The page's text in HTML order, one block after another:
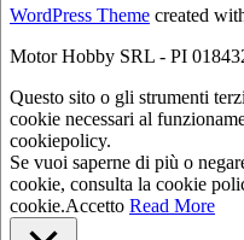
WordPress Theme created
Motor Hobby SRL - PI
Questo sito o gli strumenti
cookie necessari al
cookiepolicy.
Se vuoi saperne di più o
cookie, consulta la cookie
cookie.Accetto Read More